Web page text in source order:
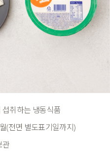
취하는 냉동식품
(전면 별도표기일까지)
관